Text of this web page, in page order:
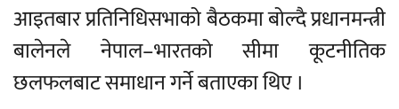
आइतबार प्रतिनिधिसभाको बैठकमा बोल्दै प्रधानमन्त्री
बालेनले नेपाल–भारतको सीमा कूटनीतिक
छलफलबाट समाधान गर्ने बताएका थिए ।